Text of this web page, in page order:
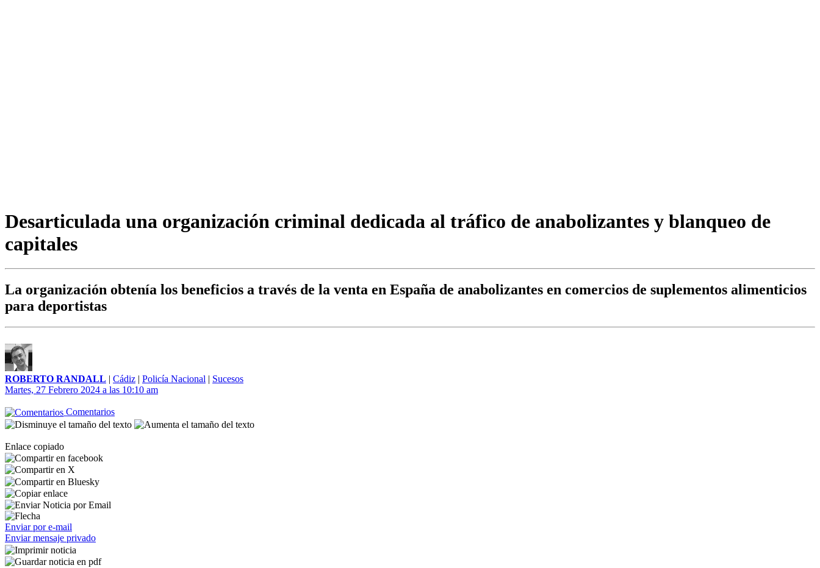
Desarticulada una organización criminal dedicada al tráfico de anabolizantes y blanqueo de
capitales
La organización obtenía los beneficios a través de la venta en España de anabolizantes en comercios de suplementos alimenticios
para deportistas
ROBERTO RANDALL | Cádiz | Policía Nacional | Sucesos
Martes, 27 Febrero 2024 a las 10:10 am
Comentarios
Enlace copiado
Enviar por e-mail
Enviar mensaje privado